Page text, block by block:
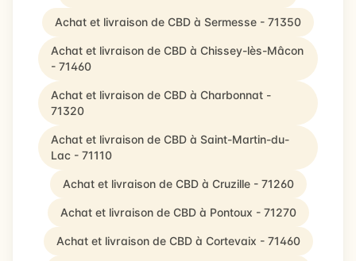
Achat et livraison de CBD à Sermesse - 71350
Achat et livraison de CBD à Chissey-lès-Mâcon
- 71460
Achat et livraison de CBD à Charbonnat -
71320
Achat et livraison de CBD à Saint-Martin-du-
Lac - 71110
Achat et livraison de CBD à Cruzille - 71260
Achat et livraison de CBD à Pontoux - 71270
Achat et livraison de CBD à Cortevaix - 71460